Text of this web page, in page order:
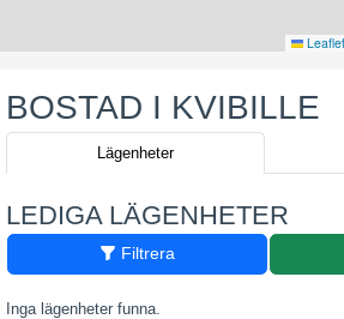
Leaflet
BOSTAD I KVIBILLE
Lägenheter
LEDIGA LÄGENHETER
Filtrera
Inga lägenheter funna.